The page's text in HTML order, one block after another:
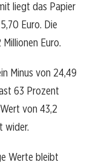
liegt das Papier
Euro. Die
Euro.
Minus von 24,49
63 Prozent
von 43,2
wider.
Werte bleibt